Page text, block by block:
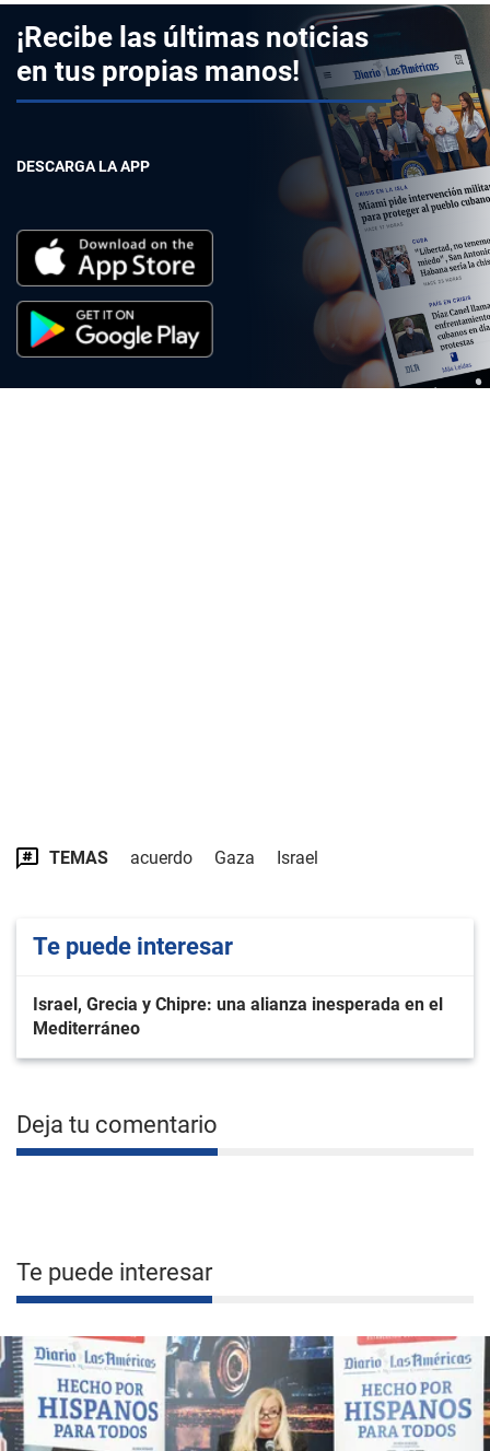
¡Recibe las últimas noticias
en tus propias manos!
DESCARGA LA APP
TEMAS acuerdo Gaza Israel
Te puede interesar
Israel, Grecia y Chipre: una alianza inesperada en el
Mediterráneo
Deja tu comentario
Te puede interesar